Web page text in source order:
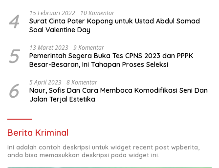
4 15 Februari 2022 10 Komentar
Surat Cinta Pater Kopong untuk Ustad Abdul Somad
Soal Valentine Day
5 13 Maret 2023 9 Komentar
Pemerintah Segera Buka Tes CPNS 2023 dan PPPK
Besar-Besaran, Ini Tahapan Proses Seleksi
6 5 April 2023 8 Komentar
Naur, Sofis Dan Cara Membaca Komodifikasi Seni Dan
Jalan Terjal Estetika
Berita Kriminal
Ini adalah contoh deskripsi untuk widget recent post wpberita,
anda bisa memasukkan deskripsi pada widget ini.